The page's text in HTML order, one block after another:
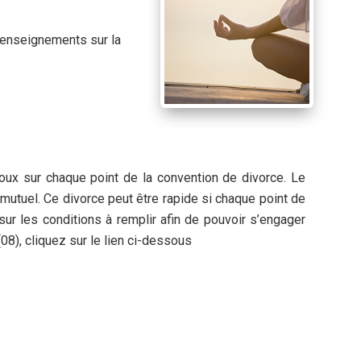
sur la
sur chaque point de la convention de divorce. Le
Ce divorce peut être rapide si chaque point de
les conditions à remplir afin de pouvoir s’engager
cliquez sur le lien ci-dessous